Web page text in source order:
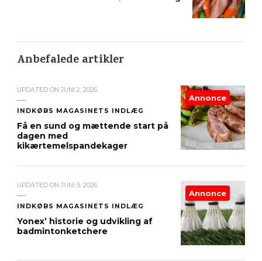
Anbefalede artikler
UPDATED ON JUNI 2, 2026
INDKØBS MAGASINETS INDLÆG
Få en sund og mættende start på
dagen med
kikærtemelspandekager
Annonce
UPDATED ON JUNI 5, 2026
INDKØBS MAGASINETS INDLÆG
Yonex’ historie og udvikling af
badmintonketchere
Annonce